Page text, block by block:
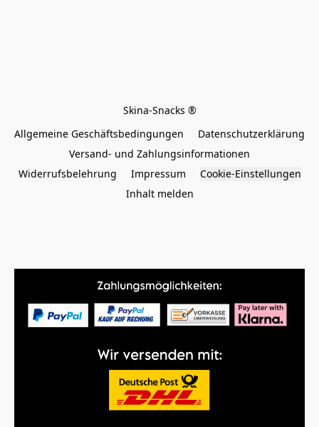
Allgemeine Geschäftsbedingungen
Datenschutzerklärung
Versand- und Zahlungsinformationen
Widerrufsbelehrung
Impressum
Cookie-Einstellungen
Inhalt melden